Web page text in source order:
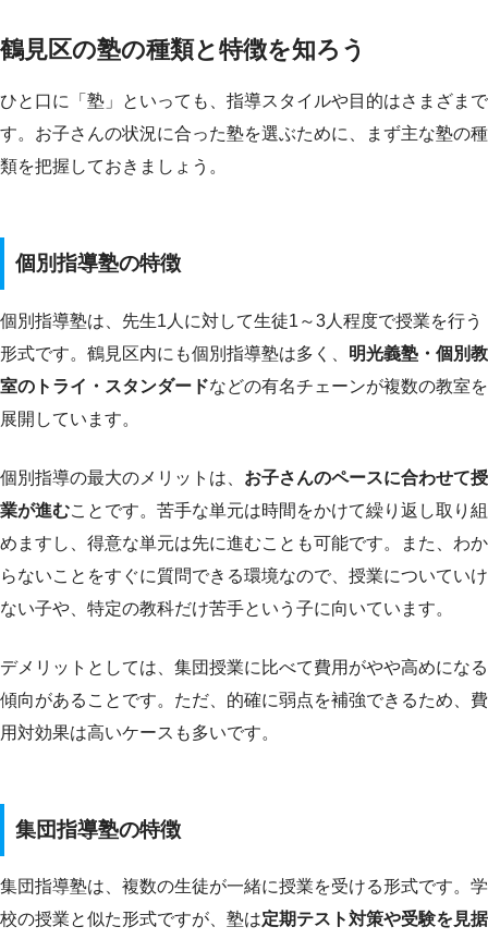
鶴見区の塾の種類と特徴を知ろう
ひと口に「塾」といっても、指導スタイルや目的はさまざまで
す。お子さんの状況に合った塾を選ぶために、まず主な塾の種
類を把握しておきましょう。
個別指導塾の特徴
個別指導塾は、先生1人に対して生徒1～3人程度で授業を行う
形式です。鶴見区内にも個別指導塾は多く、 明光義塾・個別教
室のトライ・スタンダードなどの有名チェーンが複数の教室を
展開しています。
個別指導の最大のメリットは、 お子さんのペースに合わせて授
業が進むことです。苦手な単元は時間をかけて繰り返し取り組
めますし、得意な単元は先に進むことも可能です。また、わか
らないことをすぐに質問できる環境なので、授業についていけ
ない子や、特定の教科だけ苦手という子に向いています。
デメリットとしては、集団授業に比べて費用がやや高めになる
傾向があることです。ただ、的確に弱点を補強できるため、費
用対効果は高いケースも多いです。
集団指導塾の特徴
集団指導塾は、複数の生徒が一緒に授業を受ける形式です。学
校の授業と似た形式ですが、塾は定期テスト対策や受験を見据